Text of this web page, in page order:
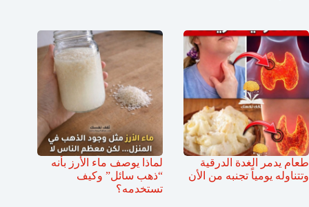
طعام يدمر الغدة الدرقية
وتتناوله يومياً تجنبه من الأن
لماذا يوصف ماء الأرز بأنه
“ذهب سائل” وكيف
تستخدمه؟